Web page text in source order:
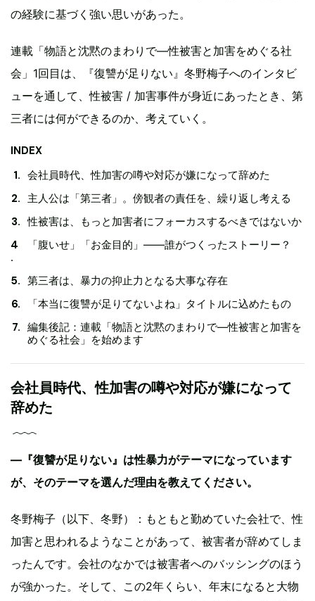
の経験に基づく強い思いがあった。
連載「物語と沈黙のまわりで—性被害と加害をめぐる社
会」1回目は、『復讐が足りない』冬野梅子へのインタビ
ューを通して、性被害 / 加害事件が身近にあったとき、第
三者には何ができるのか、考えていく。
INDEX
会社員時代、性加害の噂や対応が嫌になって辞めた
主人公は「第三者」。傍観者の責任を、繰り返し考える
性被害は、もっと加害者にフォーカスするべきではないか
「腹いせ」「お金目的」——誰がつくったストーリー？
第三者は、暴力の抑止力となる大事な存在
「本当に復讐が足りてないよね」タイトルに込めたもの
編集後記：連載「物語と沈黙のまわりで—性被害と加害を
めぐる社会」を始めます
会社員時代、性加害の噂や対応が嫌になって
辞めた
―『復讐が足りない』は性暴力がテーマになっています
が、そのテーマを選んだ理由を教えてください。
冬野梅子（以下、冬野）：もともと勤めていた会社で、性
加害と思われるようなことがあって、被害者が辞めてしま
ったんです。会社のなかでは被害者へのバッシングのほう
が強かった。そして、この2年くらい、年末になると大物